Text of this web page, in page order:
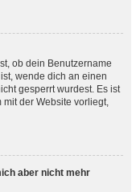
ob dein Benutzername
wende dich an einen
gesperrt wurdest. Es ist
der Website vorliegt,
aber nicht mehr